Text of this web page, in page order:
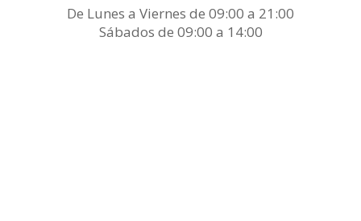
De Lunes a Viernes de 09:00 a 21:00
Sábados de 09:00 a 14:00